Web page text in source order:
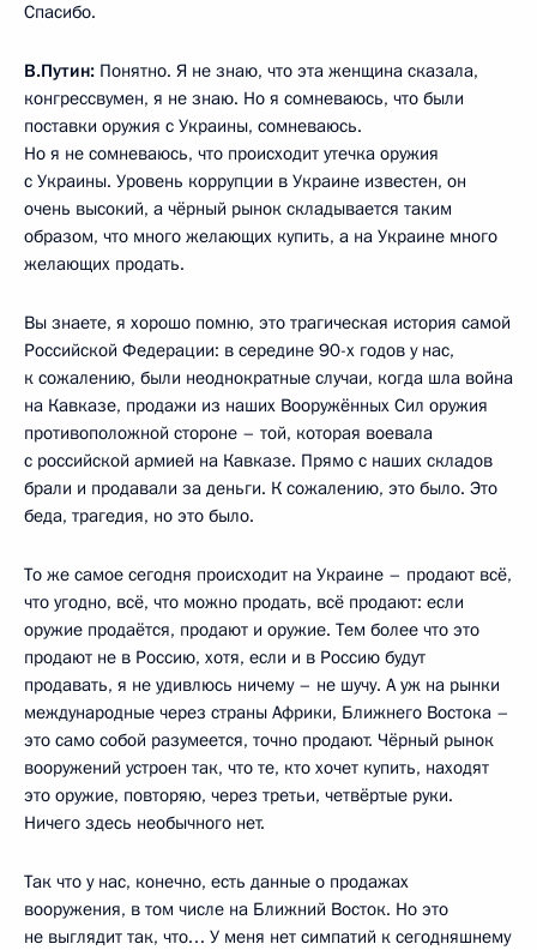
Спасибо.
В.Путин: Понятно. Я не знаю, что эта женщина сказала,
конгрессвумен, я не знаю. Но я сомневаюсь, что были
поставки оружия с Украины, сомневаюсь.
Но я не сомневаюсь, что происходит утечка оружия
с Украины. Уровень коррупции в Украине известен, он
очень высокий, а чёрный рынок складывается таким
образом, что много желающих купить, а на Украине много
желающих продать.
Вы знаете, я хорошо помню, это трагическая история самой
Российской Федерации: в середине 90-х годов у нас,
к сожалению, были неоднократные случаи, когда шла война
на Кавказе, продажи из наших Вооружённых Сил оружия
противоположной стороне – той, которая воевала
с российской армией на Кавказе. Прямо с наших складов
брали и продавали за деньги. К сожалению, это было. Это
беда, трагедия, но это было.
То же самое сегодня происходит на Украине – продают всё,
что угодно, всё, что можно продать, всё продают: если
оружие продаётся, продают и оружие. Тем более что это
продают не в Россию, хотя, если и в Россию будут
продавать, я не удивлюсь ничему – не шучу. А уж на рынки
международные через страны Африки, Ближнего Востока –
это само собой разумеется, точно продают. Чёрный рынок
вооружений устроен так, что те, кто хочет купить, находят
это оружие, повторяю, через третьи, четвёртые руки.
Ничего здесь необычного нет.
Так что у нас, конечно, есть данные о продажах
вооружения, в том числе на Ближний Восток. Но это
не выглядит так, что… У меня нет симпатий к сегодняшнему